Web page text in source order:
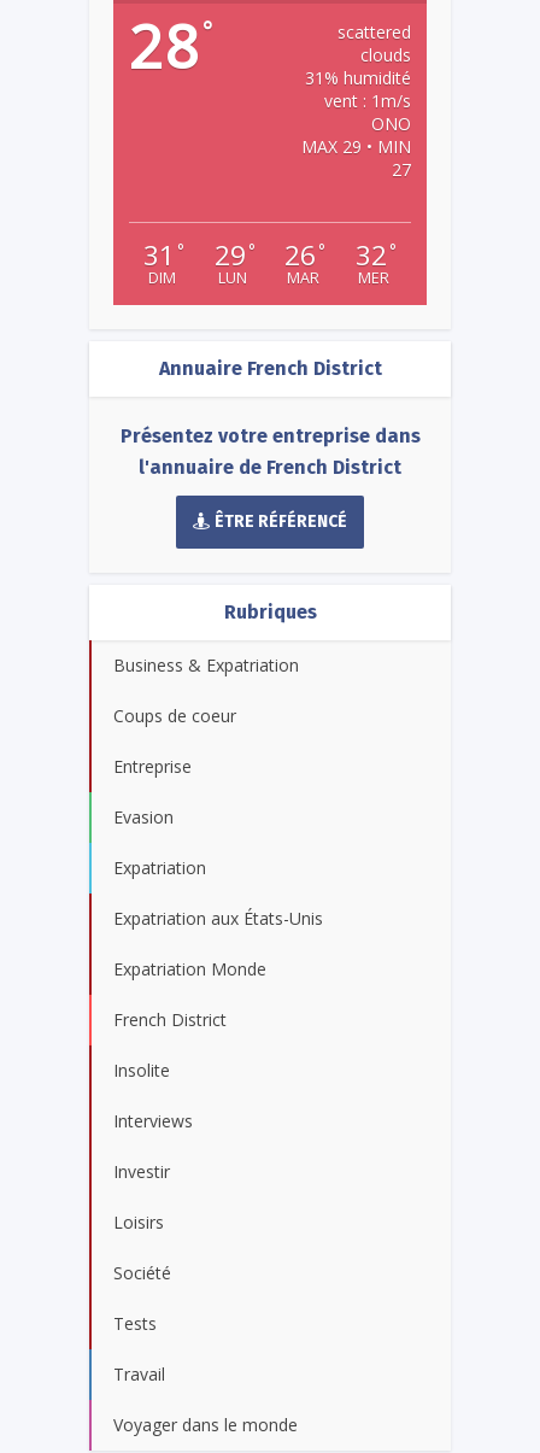
28°
scattered
clouds
31% humidité
vent : 1m/s
ONO
MAX 29 • MIN
27
31 °
DIM
29 °
LUN
26 °
MAR
32 °
MER
Annuaire French District
Présentez votre entreprise dans
l'annuaire de French District
ÊTRE RÉFÉRENCÉ
Rubriques
Business & Expatriation
Coups de coeur
Entreprise
Evasion
Expatriation
Expatriation aux États-Unis
Expatriation Monde
French District
Insolite
Interviews
Investir
Loisirs
Société
Tests
Travail
Voyager dans le monde